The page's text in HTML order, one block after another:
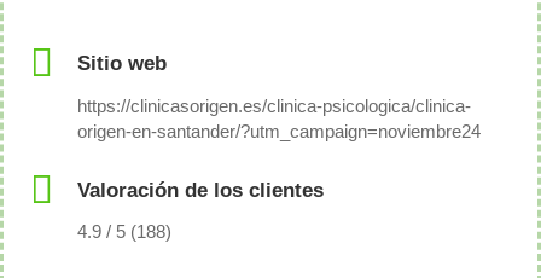
Sitio web
https://clinicasorigen.es/clinica-psicologica/clinica-
origen-en-santander/?utm_campaign=noviembre24
Valoración de los clientes
4.9 / 5 (188)